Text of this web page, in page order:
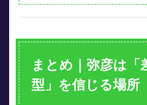
まとめ｜弥彦は「
型」を信じる場所